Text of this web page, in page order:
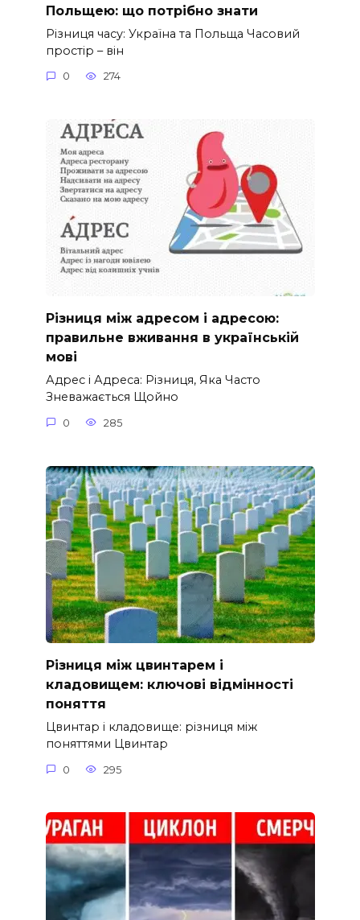
Польщею: що потрібно знати
Різниця часу: Україна та Польща Часовий
простір – він
0 274
Різниця між адресом і адресою:
правильне вживання в українській
мові
Адрес і Адреса: Різниця, Яка Часто
Зневажається Щойно
0 285
Різниця між цвинтарем і
кладовищем: ключові відмінності
поняття
Цвинтар і кладовище: різниця між
поняттями Цвинтар
0 295